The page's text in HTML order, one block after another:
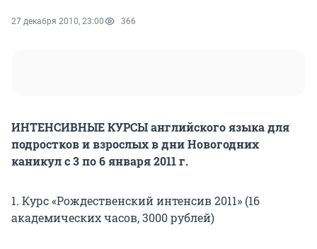
27 декабря 2010, 23:00 366
ИНТЕНСИВНЫЕ КУРСЫ английского языка для
подростков и взрослых в дни Новогодних
каникул с 3 по 6 января 2011 г.
1. Курс «Рождественский интенсив 2011» (16
академических часов, 3000 рублей)